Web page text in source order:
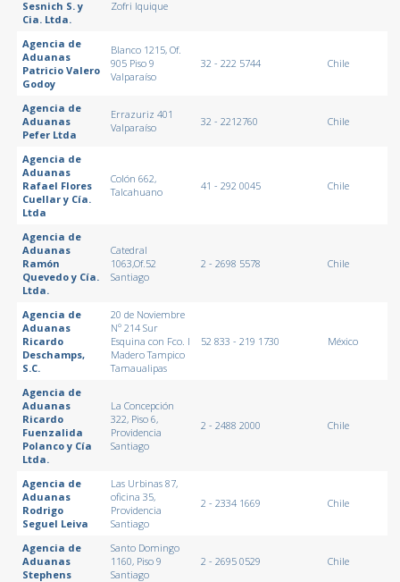
Sesnich S. y
Cia. Ltda.
Zofri Iquique
Agencia de
Aduanas
Patricio Valero
Godoy
Blanco 1215, Of.
905 Piso 9
Valparaíso
32 - 222 5744 Chile
Agencia de
Aduanas
Pefer Ltda
Errazuriz 401
Valparaíso
32 - 2212760 Chile
Agencia de
Aduanas
Rafael Flores
Cuellar y Cía.
Ltda
Colón 662,
Talcahuano
41 - 292 0045 Chile
Agencia de
Aduanas
Ramón
Quevedo y Cía.
Ltda.
Catedral
1063,Of.52
Santiago
2 - 2698 5578 Chile
Agencia de
Aduanas
Ricardo
Deschamps,
S.C.
20 de Noviembre
Nº 214 Sur
Esquina con Fco. I
Madero Tampico
Tamaualipas
52 833 - 219 1730 México
Agencia de
Aduanas
Ricardo
Fuenzalida
Polanco y Cía
Ltda.
La Concepción
322, Piso 6,
Providencia
Santiago
2 - 2488 2000 Chile
Agencia de
Aduanas
Rodrigo
Seguel Leiva
Las Urbinas 87,
oficina 35,
Providencia
Santiago
2 - 2334 1669 Chile
Agencia de
Aduanas
Stephens
Santo Domingo
1160, Piso 9
Santiago
2 - 2695 0529 Chile